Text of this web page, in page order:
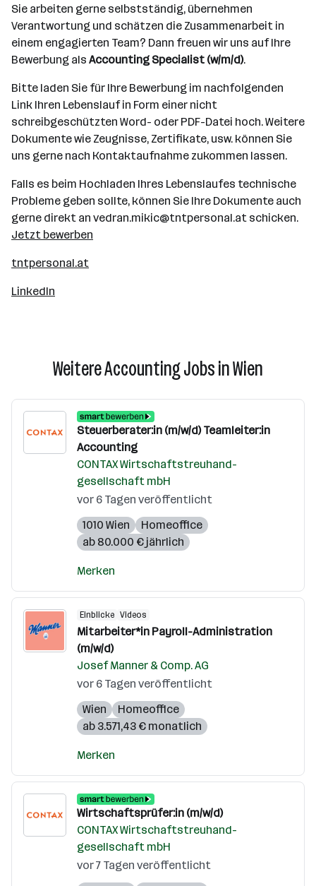
Sie arbeiten gerne selbstständig, übernehmen
Verantwortung und schätzen die Zusammenarbeit in
einem engagierten Team? Dann freuen wir uns auf Ihre
Bewerbung als Accounting Specialist (w/m/d).
Bitte laden Sie für Ihre Bewerbung im nachfolgenden
Link Ihren Lebenslauf in Form einer nicht
schreibgeschützten Word- oder PDF-Datei hoch. Weitere
Dokumente wie Zeugnisse, Zertifikate, usw. können Sie
uns gerne nach Kontaktaufnahme zukommen lassen.
Falls es beim Hochladen Ihres Lebenslaufes technische
Probleme geben sollte, können Sie Ihre Dokumente auch
gerne direkt an vedran.mikic@tntpersonal.at schicken.
Jetzt bewerben
tntpersonal.at
LinkedIn
Weitere Accounting Jobs in Wien
Steuerberater:in (m/w/d) Teamleiter:in
Accounting
CONTAX Wirtschaftstreuhand-
gesellschaft mbH
vor 6 Tagen veröffentlicht
1010 Wien
Homeoffice
ab 80.000 € jährlich
Merken
Einblicke Videos
Mitarbeiter*in Payroll-Administration
(m/w/d)
Josef Manner & Comp. AG
vor 6 Tagen veröffentlicht
Wien
Homeoffice
ab 3.571,43 € monatlich
Merken
Wirtschaftsprüfer:in (m/w/d)
CONTAX Wirtschaftstreuhand-
gesellschaft mbH
vor 7 Tagen veröffentlicht